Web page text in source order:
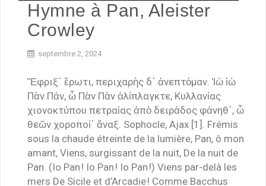
Hymne à Pan, Aleister
Crowley
septembre 2, 2024
Ἔφριξ᾽ ἔρωτι, περιχαρὴς δ᾽ ἀνεπτόμαν. Ἰὼ ἰὼ
Πὰν Πάν, ὦ Πὰν Πὰν ἁλίπλαγκτε, Κυλλανίας
χιονοκτύπου πετραίας ἀπὸ δειράδος φάνηθ᾽, ὦ
θεῶν χοροποί᾽ ἄναξ. Sophocle, Ajax [1]. Frémis
sous la chaude étreinte de la lumière, Pan, ô mon
amant, Viens, surgissant de la nuit, De la nuit de
Pan. (Io Pan ! Io Pan ! Io Pan !) Viens par-delà les
mers De Sicile et d’Arcadie ! Comme Bacchus